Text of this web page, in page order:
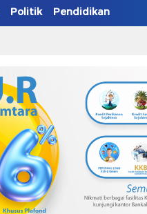
Politik Pendidikan